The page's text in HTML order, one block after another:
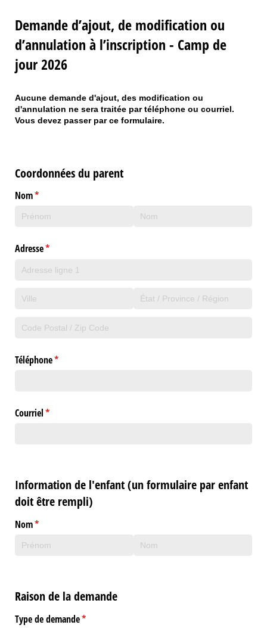
Demande d’ajout, de modification ou
d’annulation à l’inscription - Camp de
jour 2026
Aucune demande d'ajout, des modification ou
d'annulation ne sera traitée par téléphone ou courriel.
Vous devez passer par ce formulaire.
Coordonnées du parent
Nom*
(requis)
Adresse*
(requis)
Téléphone*
(requis)
Courriel*
(requis)
Information de l'enfant (un formulaire par enfant
doit être rempli)
Nom*
(requis)
Raison de la demande
Type de demande*
(requis)